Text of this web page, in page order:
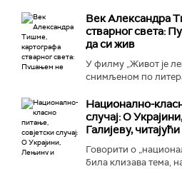
Век Александра
стварног света:
да си жив
У филму „Живот је
снимљеном по
Национално-
случај: О
Галијеву,
Говорити о
била клизава тема,